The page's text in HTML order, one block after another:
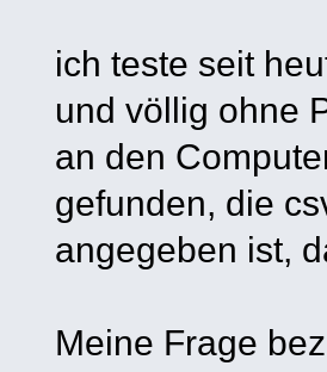
ich teste seit
und völlig ohne
an den
gefunden, die
angegeben ist,
Meine Frage